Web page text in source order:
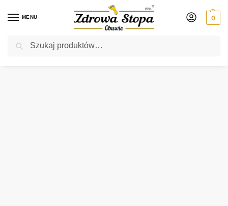
MENU 0
Rabat ⚡ 5% kod: ZDROWASTOPA (na obuwie poza promocją)